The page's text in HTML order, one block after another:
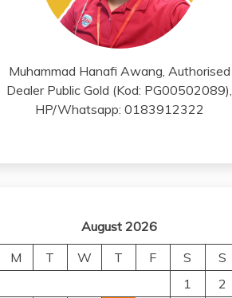
Muhammad Hanafi Awang, Authorised
Dealer Public Gold (Kod: PG00502089),
HP/Whatsapp: 0183912322
August 2026
M
T W T F S
S
1
2